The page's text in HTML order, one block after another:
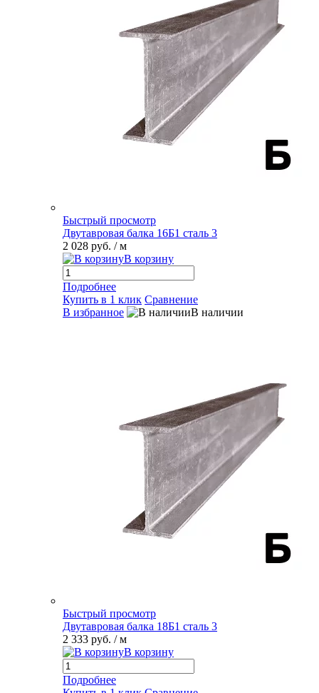
Быстрый просмотр
Двутавровая балка 16Б1 сталь 3
2 028 руб. / м
В корзину
Подробнее
Купить в 1 клик Сравнение
В избранное
В наличии
Быстрый просмотр
Двутавровая балка 18Б1 сталь 3
2 333 руб. / м
В корзину
Подробнее